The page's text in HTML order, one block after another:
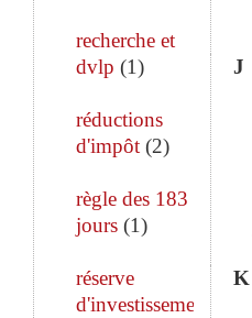
recherche et
dvlp (1)
réductions
d'impôt (2)
règle des 183
jours (1)
réserve
d'investissement
J
K